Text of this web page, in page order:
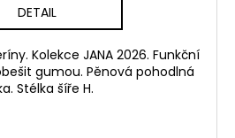
DETAIL
Kolekce JANA 2026. Funkční
gumou. Pěnová pohodlná
Stélka šíře H.